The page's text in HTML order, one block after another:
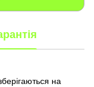
на